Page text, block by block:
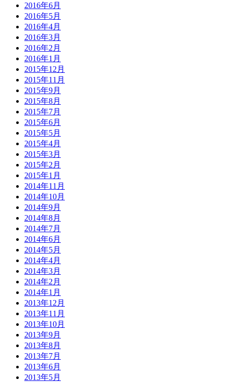
2016年6月
2016年5月
2016年4月
2016年3月
2016年2月
2016年1月
2015年12月
2015年11月
2015年9月
2015年8月
2015年7月
2015年6月
2015年5月
2015年4月
2015年3月
2015年2月
2015年1月
2014年11月
2014年10月
2014年9月
2014年8月
2014年7月
2014年6月
2014年5月
2014年4月
2014年3月
2014年2月
2014年1月
2013年12月
2013年11月
2013年10月
2013年9月
2013年8月
2013年7月
2013年6月
2013年5月